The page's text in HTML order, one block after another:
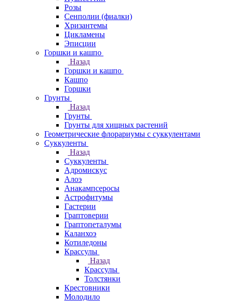
Розы
Сенполии (фиалки)
Хризантемы
Цикламены
Эписции
Горшки и кашпо
Назад
Горшки и кашпо
Кашпо
Горшки
Грунты
Назад
Грунты
Грунты для хищных растений
Геометрические флорариумы с суккулентами
Суккуленты
Назад
Суккуленты
Адромискус
Алоэ
Анакампсеросы
Астрофитумы
Гастерии
Граптоверии
Граптопеталумы
Каланхоэ
Котиледоны
Крассулы
Назад
Крассулы
Толстянки
Крестовники
Молодило